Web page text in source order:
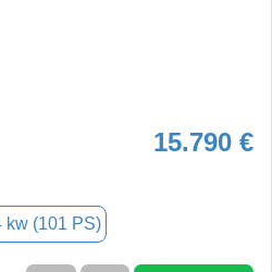
15.790 €
kw (101 PS)